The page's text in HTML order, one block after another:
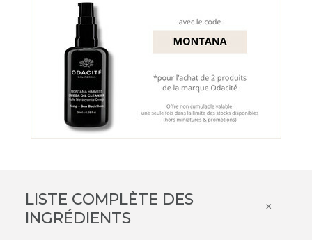
LISTE COMPLÈTE DES
INGRÉDIENTS
×